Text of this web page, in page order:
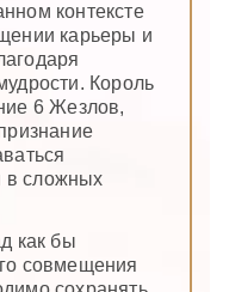
контексте
карьеры и
Король
6 Жезлов,
сложных
как бы
совмещения